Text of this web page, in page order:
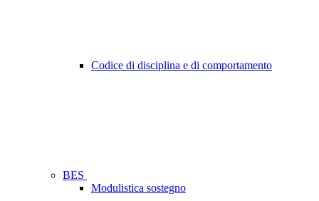
Codice di disciplina e di comportamento
BES
Modulistica sostegno